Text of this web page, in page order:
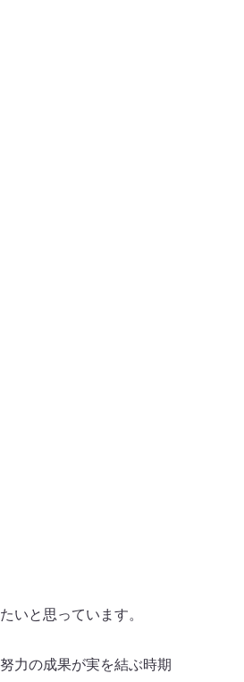
いと思っています。
力の成果が実を結ぶ時期